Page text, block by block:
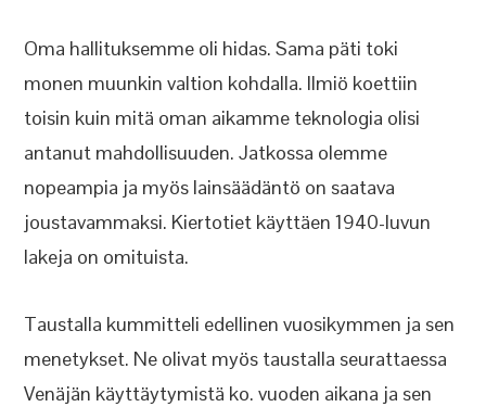
Oma hallituksemme oli hidas. Sama päti toki
monen muunkin valtion kohdalla. Ilmiö koettiin
toisin kuin mitä oman aikamme teknologia olisi
antanut mahdollisuuden. Jatkossa olemme
nopeampia ja myös lainsäädäntö on saatava
joustavammaksi. Kiertotiet käyttäen 1940-luvun
lakeja on omituista.
Taustalla kummitteli edellinen vuosikymmen ja sen
menetykset. Ne olivat myös taustalla seurattaessa
Venäjän käyttäytymistä ko. vuoden aikana ja sen